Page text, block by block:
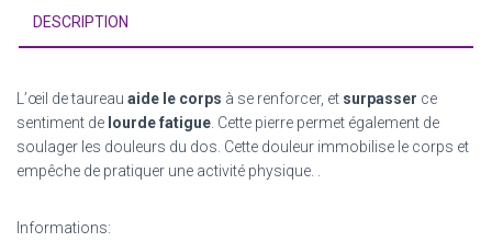
DESCRIPTION
L’œil de taureau aide le corps à se renforcer, et surpasser ce
sentiment de lourde fatigue. Cette pierre permet également de
soulager les douleurs du dos. Cette douleur immobilise le corps et
empêche de pratiquer une activité physique. .
Informations: